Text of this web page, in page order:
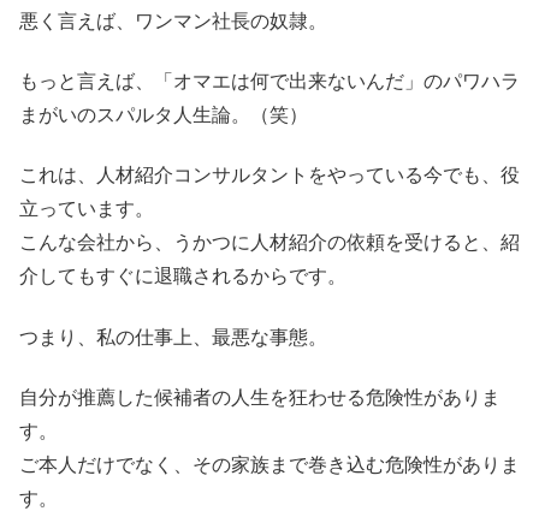
悪く言えば、ワンマン社長の奴隷。
もっと言えば、「オマエは何で出来ないんだ」のパワハラ
まがいのスパルタ人生論。（笑）
これは、人材紹介コンサルタントをやっている今でも、役
立っています。
こんな会社から、うかつに人材紹介の依頼を受けると、紹
介してもすぐに退職されるからです。
つまり、私の仕事上、最悪な事態。
自分が推薦した候補者の人生を狂わせる危険性がありま
す。
ご本人だけでなく、その家族まで巻き込む危険性がありま
す。